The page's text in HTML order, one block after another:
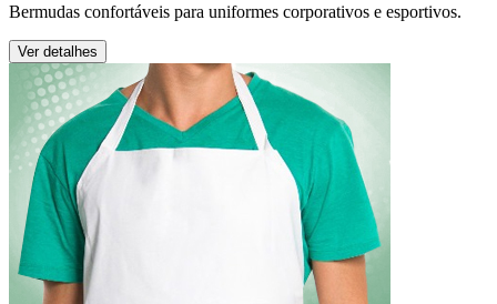
Bermudas confortáveis para uniformes corporativos e esportivos.
Ver detalhes